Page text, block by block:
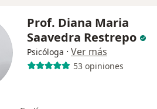
Prof. Diana Maria
Saavedra Restrepo
Psicóloga · Ver más
53 opiniones